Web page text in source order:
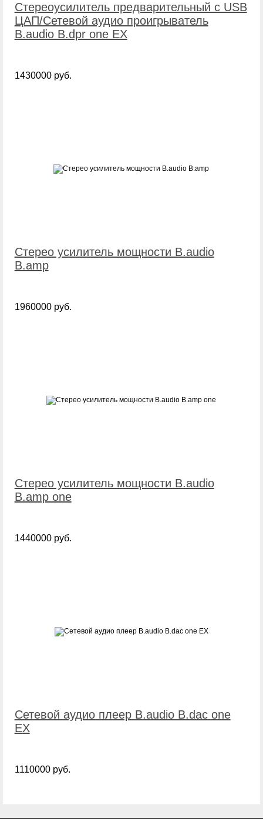
Стереоусилитель предварительный с USB
ЦАП/Сетевой аудио проигрыватель
B.audio B.dpr one EX
1430000 руб.
Стерео усилитель мощности B.audio
B.amp
1960000 руб.
Стерео усилитель мощности B.audio
B.amp one
1440000 руб.
Сетевой аудио плеер B.audio B.dac one
EX
1110000 руб.